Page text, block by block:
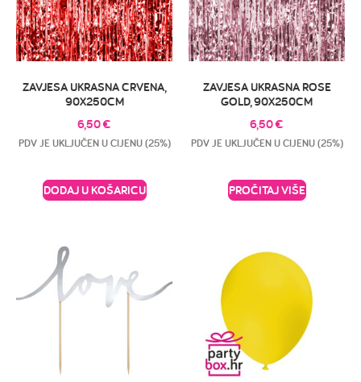
ZAVJESA UKRASNA CRVENA,
90X250CM
6,50€
PDV JE UKLJUČEN U CIJENU (25%)
DODAJ U KOŠARICU
ZAVJESA UKRASNA ROSE
GOLD, 90X250CM
6,50€
PDV JE UKLJUČEN U CIJENU (25%)
PROČITAJ VIŠE